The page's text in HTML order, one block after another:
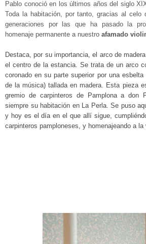
Pablo conoció en los últimos años del siglo
Toda la habitación, por tanto, gracias al celo
generaciones por las que ha pasado la
homenaje permanente a nuestro afamado
Destaca, por su importancia, el arco de
el centro de la estancia. Se trata de un arco
coronado en su parte superior por una esbelta
de la música) tallada en madera. Esta pieza
gremio de carpinteros de Pamplona a don
siempre su habitación en La Perla. Se puso
y hoy es el día en el que allí sigue,
carpinteros pamploneses, y homenajeando a